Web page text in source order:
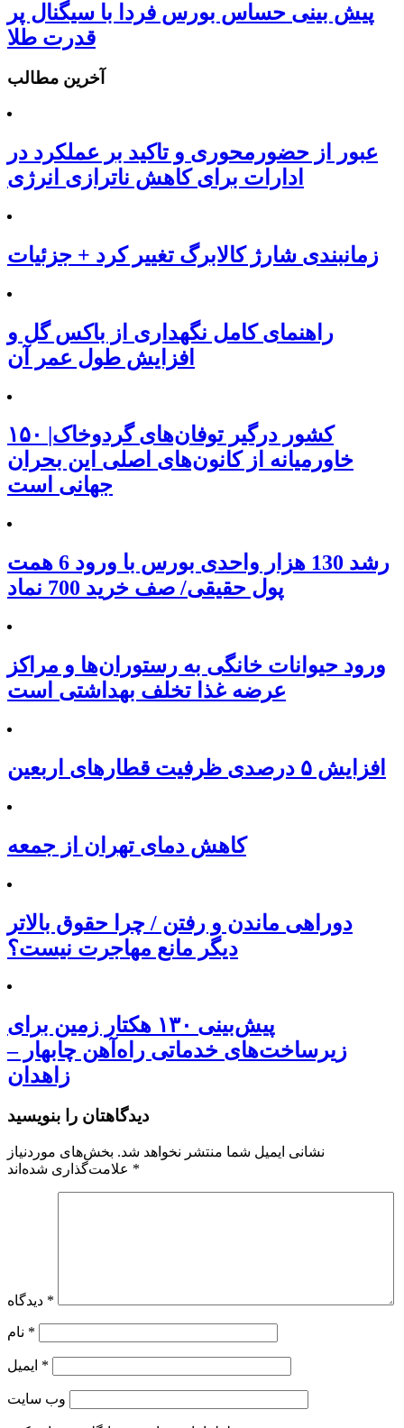
پیش بینی حساس بورس فردا با سیگنال پر
قدرت طلا
آخرین مطالب
عبور از حضورمحوری و تاکید بر عملکرد در
ادارات برای کاهش ناترازی انرژی
زمانبندی شارژ کالابرگ تغییر کرد + جزئیات
راهنمای کامل نگهداری از باکس گل و
افزایش طول عمر آن
۱۵۰ کشور درگیر توفان‌های گردوخاک|
خاورمیانه از کانون‌های اصلی این بحران
جهانی است
رشد 130 هزار واحدی بورس با ورود 6 همت
پول حقیقی/ صف خرید 700 نماد
ورود حیوانات خانگی به رستوران‌ها و مراکز
عرضه غذا تخلف بهداشتی است
افزایش ۵ درصدی ظرفیت قطارهای اربعین
کاهش دمای تهران از جمعه
دوراهی ماندن و رفتن / چرا حقوق بالاتر
دیگر مانع مهاجرت نیست؟
پیش‌بینی ۱۳۰ هکتار زمین برای
زیرساخت‌های خدماتی راه‌آهن چابهار –
زاهدان
دیدگاهتان را بنویسید
نشانی ایمیل شما منتشر نخواهد شد. بخش‌های موردنیاز
*
*
*
*
وب‌ سایت